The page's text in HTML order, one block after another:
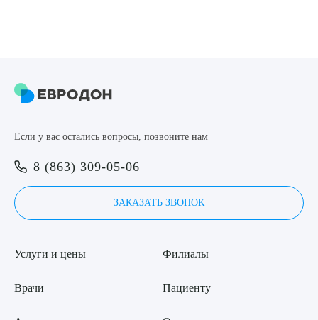
Если у вас остались вопросы, позвоните нам
8 (863) 309-05-06
ЗАКАЗАТЬ ЗВОНОК
Услуги и цены
Врачи
Филиалы
Пациенту